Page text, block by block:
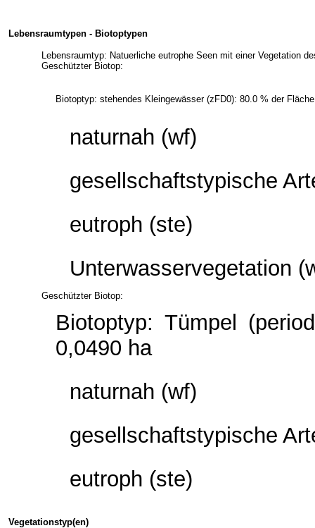
Lebensraumtypen - Biotoptypen
Lebensraumtyp: Natuerliche eutrophe Seen mit einer Vegetation
Geschützter Biotop:
Biotoptyp: stehendes Kleingewässer (zFD0): 80.0 % der
naturnah (wf)
gesellschaftstypische
eutroph (ste)
Unterwasservegetation
Geschützter Biotop:
Biotoptyp: Tümpel
0,0490 ha
naturnah (wf)
gesellschaftstypische
eutroph (ste)
Vegetationstyp(en)